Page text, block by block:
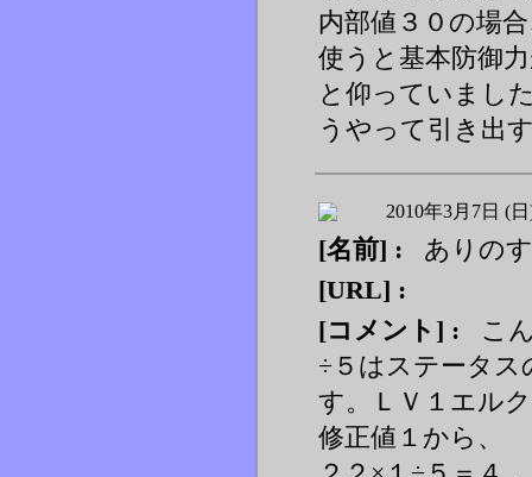
内部値３０の場
使うと基本防御
と仰っていまし
うやって引き出
2010年3月7日 (
[名前] : ありのす
[URL] :
[コメント] : こ
÷５はステータス
す。ＬＶ１エル
修正値１から、